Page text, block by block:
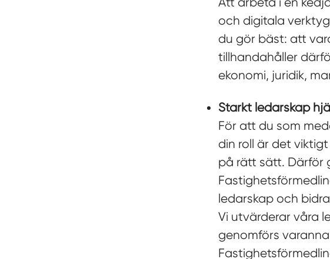
och digitala
du gör bäst: att
tillhandahåller
ekonomi, juridik,
Starkt ledarskap
För att du som
din roll är det
på rätt sätt. Därför
ledarskap och
Vi utvärderar våra
genomförs